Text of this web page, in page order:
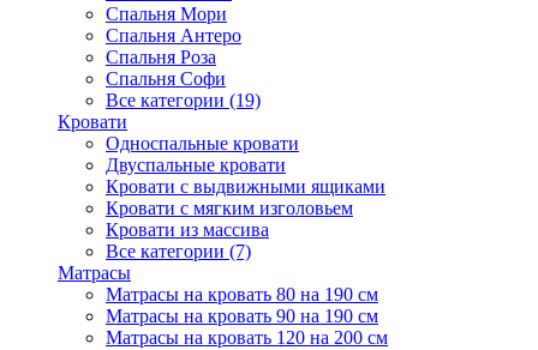
Спальня Мори
Спальня Антеро
Спальня Роза
Спальня Софи
Все категории (19)
Кровати
Односпальные кровати
Двуспальные кровати
Кровати с выдвижными ящиками
Кровати с мягким изголовьем
Кровати из массива
Все категории (7)
Матрасы
Матрасы на кровать 80 на 190 см
Матрасы на кровать 90 на 190 см
Матрасы на кровать 120 на 200 см